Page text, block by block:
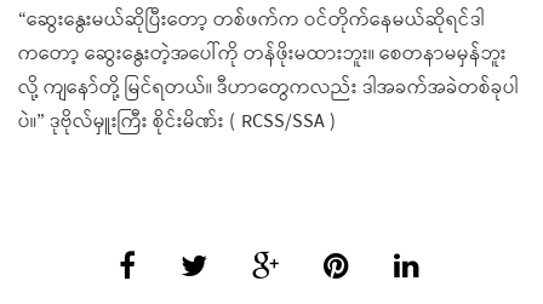
“ဆွေးနွေးမယ်ဆိုပြီးတော့ တစ်ဖက်က ဝင်တိုက်နေမယ်ဆိုရင်ဒါ
ကတော့ ဆွေးနွေးတဲ့အပေါ်ကို တန်ဖိုးမထားဘူး။ စေတနာမမှန်ဘူး
လို့ ကျနော်တို့ မြင်ရတယ်။ ဒီဟာတွေကလည်း ဒါအခက်အခဲတစ်ခုပါ
ပဲ။” ဒုဗိုလ်မှူးကြီး စိုင်းမိဏ်း ( RCSS/SSA )